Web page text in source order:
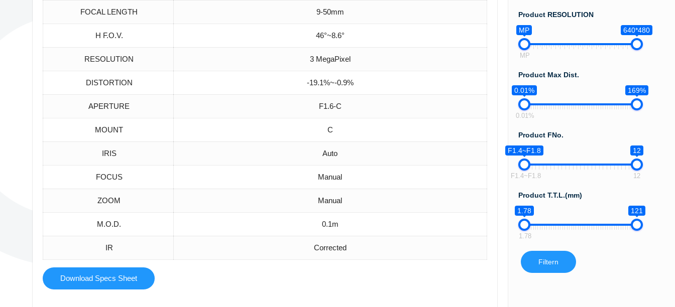
FOCAL LENGTH 9-50mm
H F.O.V. 46°~8.6°
RESOLUTION 3 MegaPixel
DISTORTION -19.1%~-0.9%
APERTURE F1.6-C
MOUNT C
IRIS Auto
FOCUS Manual
ZOOM Manual
M.O.D. 0.1m
IR Corrected
Download Specs Sheet
Product RESOLUTION
MP
640*480
MP
Product Max Dist.
0.01%
169%
0.01%
Product FNo.
F1.4~F1.8
12
F1.4~F1.8 12
Product T.T.L.(mm)
1.78
121
1.78
Filtern